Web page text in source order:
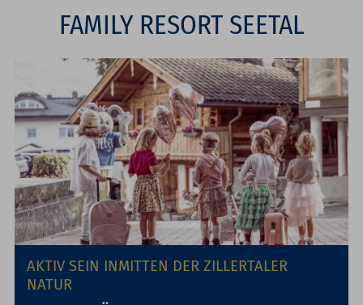
FAMILY RESORT SEETAL
AKTIV SEIN INMITTEN DER ZILLERTALER
NATUR